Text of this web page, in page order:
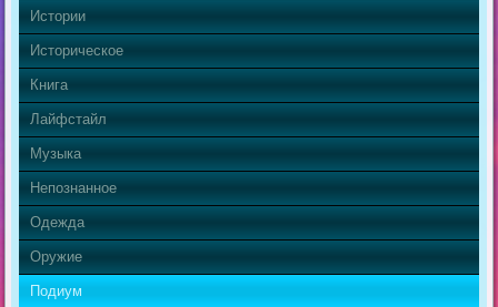
Истории
Историческое
Книга
Лайфстайл
Музыка
Непознанное
Одежда
Оружие
Подиум